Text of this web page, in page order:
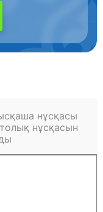
нұсқасы
нұсқасын